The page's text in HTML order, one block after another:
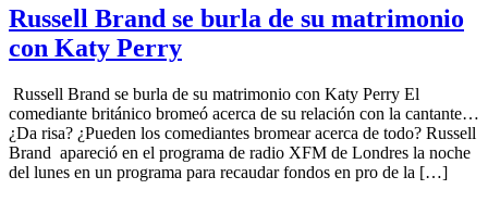
Russell Brand se burla de su matrimonio
con Katy Perry
Russell Brand se burla de su matrimonio con Katy Perry El
comediante británico bromeó acerca de su relación con la cantante…
¿Da risa? ¿Pueden los comediantes bromear acerca de todo? Russell
Brand apareció en el programa de radio XFM de Londres la noche
del lunes en un programa para recaudar fondos en pro de la […]